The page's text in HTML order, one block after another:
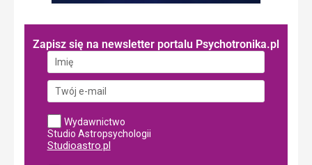
Zapisz się na newsletter portalu Psychotronika.pl
Wydawnictwo
Studio Astropsychologii
Studioastro.pl